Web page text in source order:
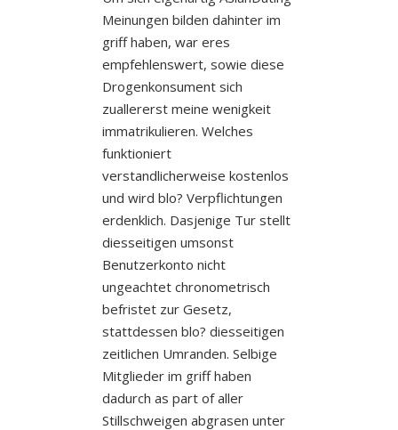
Meinungen bilden dahinter im
griff haben, war eres
empfehlenswert, sowie diese
Drogenkonsument sich
zuallererst meine wenigkeit
immatrikulieren. Welches
funktioniert
verstandlicherweise kostenlos
und wird blo? Verpflichtungen
erdenklich. Dasjenige Tur stellt
diesseitigen umsonst
Benutzerkonto nicht
ungeachtet chronometrisch
befristet zur Gesetz,
stattdessen blo? diesseitigen
zeitlichen Umranden. Selbige
Mitglieder im griff haben
dadurch as part of aller
Stillschweigen abgrasen unter